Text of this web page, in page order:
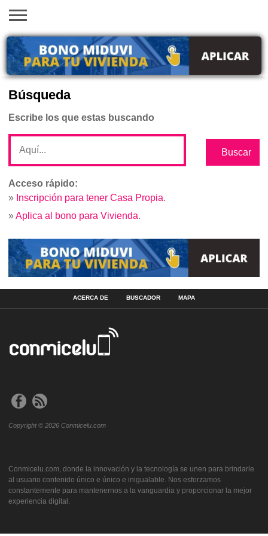
INICIO
AYUDAS
ECONÓMICAS
VACANTES
EN EEUU
SACA
TU
VISA
EMPLEOS
TRÁMITES
PRÉSTAMOS
CURSOS
HOGAR
BELLEZA
Búsqueda
Escribe los que estas buscando
Acceso rápido:
» Inscripción para tener Casa Propia.
»Aplica al bono para Vivienda.
ACERCA DE BUSCADOR MAPA
Copyright © 2026 Conmicelu.com
Conmicelu.com, donde la innovación y la tecnología se unen para brindarle
al usuario contenido único e único e inigualable. Nos esforzamos
constantemente para mantenernos a la vanguardia y proporcionar la mejor
experiencia digital.